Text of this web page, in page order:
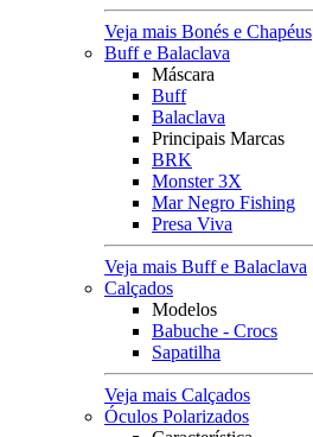
Veja mais Bonés e Chapéus
Buff e Balaclava
Máscara
Buff
Balaclava
Principais Marcas
BRK
Monster 3X
Mar Negro Fishing
Presa Viva
Veja mais Buff e Balaclava
Calçados
Modelos
Babuche - Crocs
Sapatilha
Veja mais Calçados
Óculos Polarizados